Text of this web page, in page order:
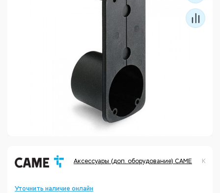
Аксессуары (доп. оборудование) CAME Код
Уточнить наличие онлайн